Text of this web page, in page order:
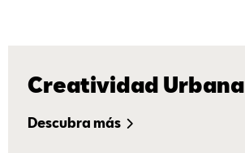
Creatividad Urbana
Descubra más